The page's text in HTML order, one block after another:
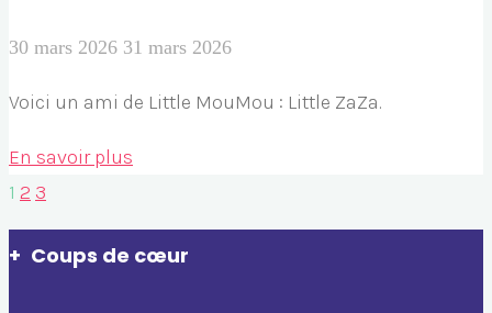
30 mars 2026 31 mars 2026
Voici un ami de Little MouMou : Little ZaZa.
En savoir plus
Pagination
des
1 2 3
Coups de cœur